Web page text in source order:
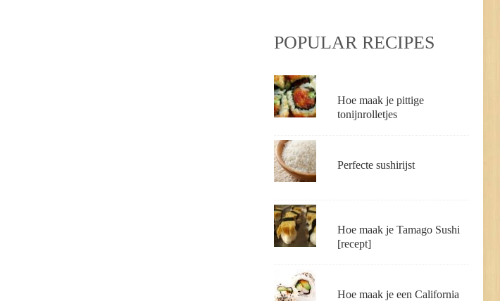
POPULAR RECIPES
Hoe maak je pittige
tonijnrolletjes
Perfecte sushirijst
Hoe maak je Tamago Sushi
[recept]
Hoe maak je een California